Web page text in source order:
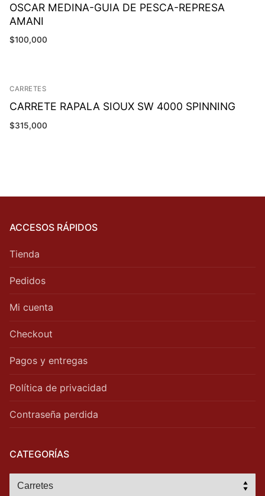
OSCAR MEDINA-GUIA DE PESCA-REPRESA
AMANI
$100,000
CARRETES
CARRETE RAPALA SIOUX SW 4000 SPINNING
$315,000
ACCESOS RÁPIDOS
Tienda
Pedidos
Mi cuenta
Checkout
Pagos y entregas
Política de privacidad
Contraseña perdida
CATEGORÍAS